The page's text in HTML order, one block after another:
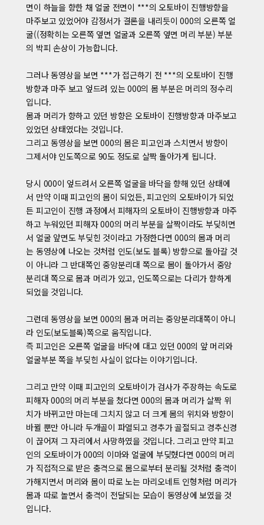
면이 하늘을 향한 채 얼굴 전면이 ***의 오토바이 진행방향을
마주보고 있었어야 감정서가 결론을 내리듯이 000의 오른쪽 얼
굴((정확히는 오른쪽 옆면 얼굴과 오른쪽 옆면 머리 부분) 부분
의 박피 손상이 가능합니다.
그러나 동영상을 보면 ***가 접근하기 전 ***의 오토바이 진행
방향과 마주 보고 엎드려 있는 000의 몸 부분은 머리의 정수리
입니다.
몸과 머리가 향하고 있던 방향은 오토바이 진행방향과 마주보고
있었던 상태였다는 것입니다.
그리고 동영상을 보면 000의 몸은 피고인과 스치면서 방향이
그제서야 인도쪽으로 90도 정도로 살짝 돌아가게 됩니다.
당시 000이 엎드려서 오른쪽 얼굴을 바닥을 향해 있던 상태에
서 만약 이때 피고인의 몸이 되었든, 피고인의 오토바이가 되었
든 피고인이 진행 과정에서 피해자의 오토바이 진행방향과 마주
하고 누워있던 피해자 000의 머리 부분을 살짝이라도 부딪히면
서 얼굴 앞면도 부딪힌 것이라고 가정한다면 000의 몸과 머리
는 동영상에 나오는 것처럼 인도(보도 블록) 방향으로 돌아갈 것
이 아니라 그 반대쪽인 중앙분리대 쪽으로 몸이 돌아가서 중앙
분리대 쪽으로 몸과 머리가 있고, 인도쪽으로는 다리가 향하게
되었을 것입니다.
그런데 동영상을 보면 000의 몸과 머리는 중앙분리대쪽이 아니
라 인도(보도블록)쪽으로 움직입니다.
즉 피고인은 오른쪽 얼굴을 바닥에 대고 있던 000의 앞 머리와
얼굴부분 쪽을 부딪힌 사실이 없다는 이야기입니다.
그리고 만약 이때 피고인의 오토바이가 검사가 주장하는 속도로
피해자 000의 머리 부분을 쳤다면 000의 몸과 머리가 살짝 위
치가 바뀌고만 마는데 그치지 않고 더 크게 몸의 위치와 방향이
바뀔 뿐만 아니라 두개골이 파열되고 경추가 골절되고 경추신경
이 끊어져 그 자리에서 사망하였을 것입니다. 그리고 만약 피고
인의 오토바이가 000의 이마와 얼굴에 부딪혔다면 000의 머리
가 직접적으로 받은 충격으로 몸으로부터 분리될 것처럼 충격이
가해지면서 머리와 몸이 따로 노는 마리오네트 인형처럼 머리가
몸과 따로 놀면서 충격이 전달되는 모습이 동영상에 보였을 것
입니다.